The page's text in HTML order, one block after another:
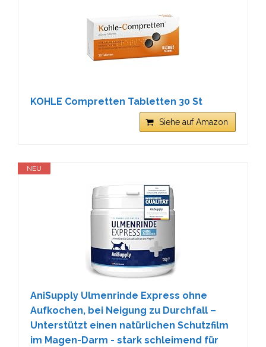
KOHLE Compretten Tabletten 30 St
Siehe auf Amazon
NEU
AniSupply Ulmenrinde Express ohne
Aufkochen, bei Neigung zu Durchfall –
Unterstützt einen natürlichen Schutzfilm
im Magen-Darm - stark schleimend für